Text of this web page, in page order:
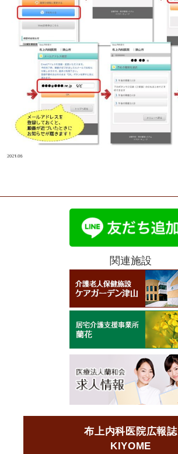
関連施設
布上内科医院広報誌
KIYOME